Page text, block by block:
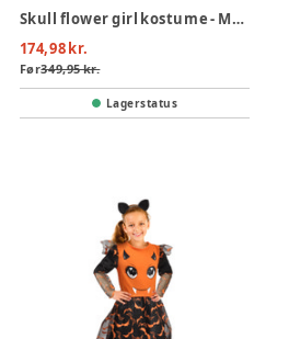
Skull flower girl kostume - MULTI
174,98 kr.
Før349,95 kr.
Lagerstatus